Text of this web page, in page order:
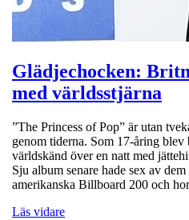
Glädjechocken:
med världsstjärna
”The Princess of Pop” är utan
genom tiderna. Som 17-åring
världskänd över en natt med
Sju album senare hade sex av
amerikanska Billboard 200 och
Läs vidare